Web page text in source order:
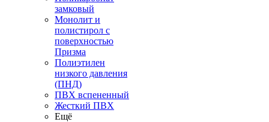
замковый
Монолит и
полистирол с
поверхностью
Призма
Полиэтилен
низкого давления
(ПНД)
ПВХ вспененный
Жесткий ПВХ
Ещё